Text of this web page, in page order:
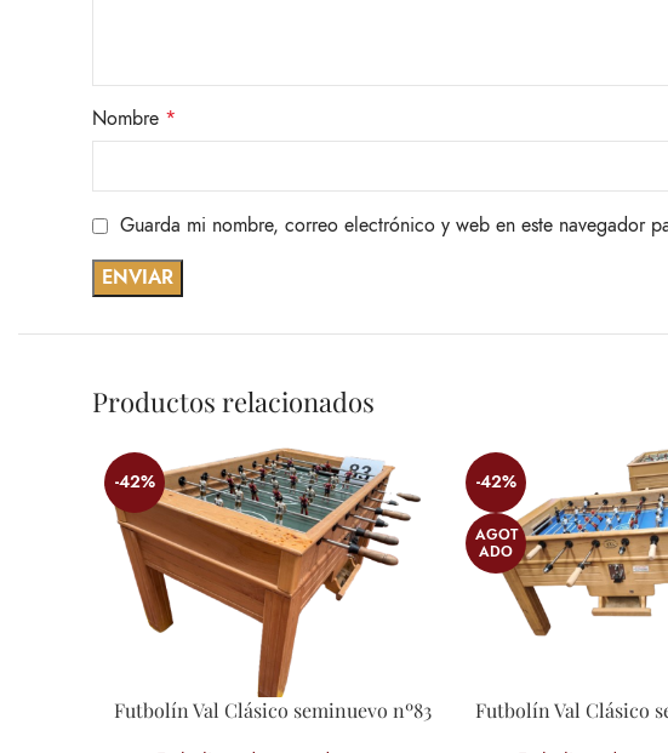
Nombre *
Guarda mi nombre, correo electrónico y web en este navegador
Productos relacionados
-42%
Futbolín Val Clásico seminuevo nº83
-42%
AGOT
ADO
Futbolín Val Clásico